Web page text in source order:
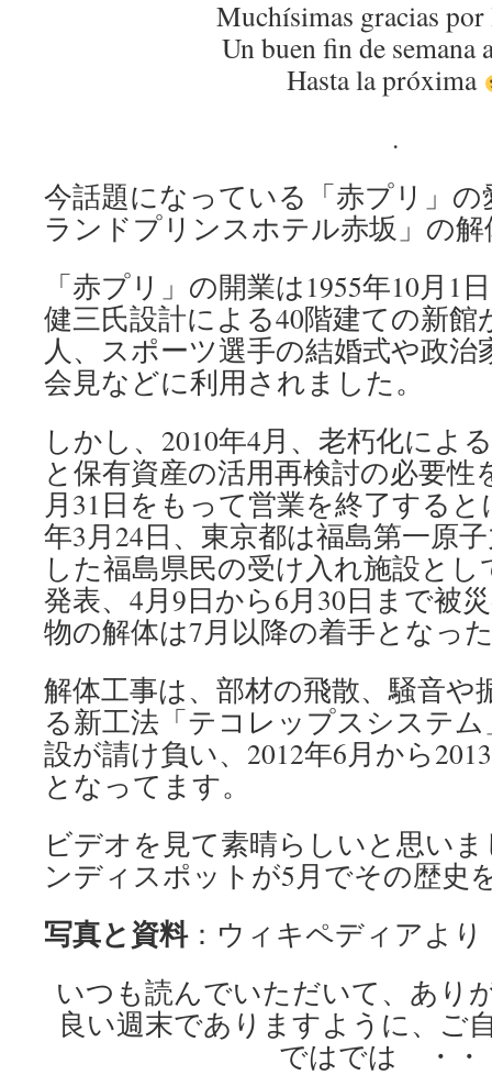
Muchísimas gracias por
Un buen fin de semana
Hasta la próxima
.
今話題になっている「赤プリ」
ランドプリンスホテル赤坂」の解
「赤プリ」の開業は1955年10月1
健三氏設計による40階建ての新館
人、スポーツ選手の結婚式や政
会見などに利用されました。
しかし、2010年4月、老朽化によ
と保有資産の活用再検討の必要性
月31日をもって営業を終了する
年3月24日、東京都は福島第一原
した福島県民の受け入れ施設と
発表、4月9日から6月30日まで被
物の解体は7月以降の着手となっ
解体工事は、部材の飛散、騒音や
る新工法「テコレップスシステ
設が請け負い、2012年6月から
となってます。
ビデオを見て素晴らしいと思い
ンディスポットが5月でその歴史
写真と資料：ウィキペディアより
いつも読んでいただいて、あり
良い週末でありますように、ご
ではでは ・・